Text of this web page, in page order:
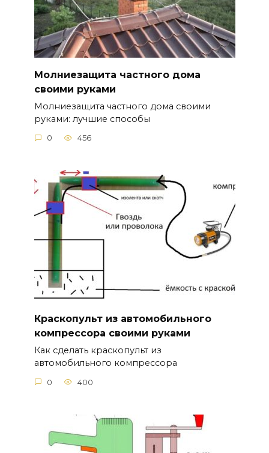
Молниезащита частного дома
своими руками
Молниезащита частного дома своими
руками: лучшие способы
0 456
Краскопульт из автомобильного
компрессора своими руками
Как сделать краскопульт из
автомобильного компрессора
0 400